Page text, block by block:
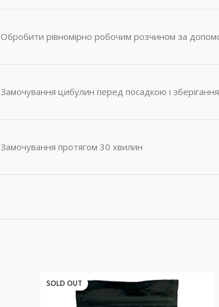
Обробити рівномірно робочим розчином за
Замочування цибулин перед посадкою і
Замочування протягом 30 хвилин
SOLD OUT